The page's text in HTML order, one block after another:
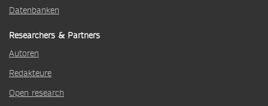
Datenbanken
Researchers & Partners
Autoren
Redakteure
Open research